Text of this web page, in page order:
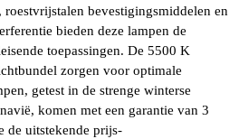
roestvrijstalen bevestigingsmiddelen en
bieden deze lampen de
toepassingen. De 5500 K
zorgen voor optimale
getest in de strenge winterse
komen met een garantie van 3
de uitstekende prijs-